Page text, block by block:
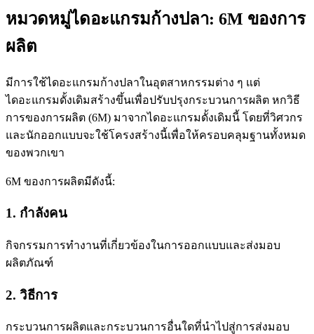
หมวดหมู่ไดอะแกรมก้างปลา: 6M ของการ
ผลิต
มีการใช้ไดอะแกรมก้างปลาในอุตสาหกรรมต่าง ๆ แต่
ไดอะแกรมดั้งเดิมสร้างขึ้นเพื่อปรับปรุงกระบวนการผลิต หกวิธี
การของการผลิต (6M) มาจากไดอะแกรมดั้งเดิมนี้ โดยที่วิศวกร
และนักออกแบบจะใช้โครงสร้างนี้เพื่อให้ครอบคลุมฐานทั้งหมด
ของพวกเขา
6M ของการผลิตมีดังนี้:
1. กำลังคน
กิจกรรมการทำงานที่เกี่ยวข้องในการออกแบบและส่งมอบ
ผลิตภัณฑ์
2. วิธีการ
กระบวนการผลิตและกระบวนการอื่นใดที่นำไปสู่การส่งมอบ